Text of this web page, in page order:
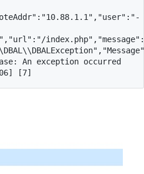
index.php","message":
An exception occurred
[7]